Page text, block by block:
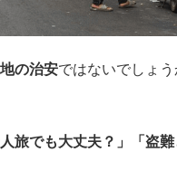
の治安ではないでしょう
旅でも大丈夫？」
「盗